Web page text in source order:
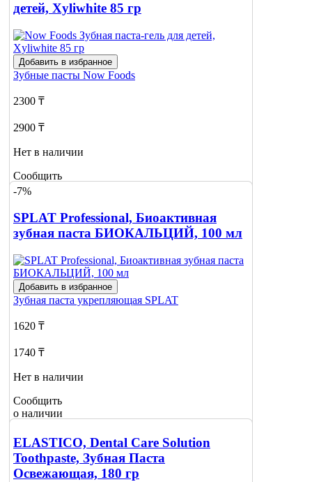
детей, Xyliwhite 85 гр
Добавить в избранное
Зубные пасты Now Foods
2300 ₸
2900 ₸
Нет в наличии
Сообщить
о наличии
-7%
SPLAT Professional, Биоактивная
зубная паста БИОКАЛЬЦИЙ, 100 мл
Добавить в избранное
Зубная паста укрепляющая SPLAT
1620 ₸
1740 ₸
Нет в наличии
Сообщить
о наличии
ELASTICO, Dental Care Solution
Toothpaste, Зубная Паста
Освежающая, 180 гр